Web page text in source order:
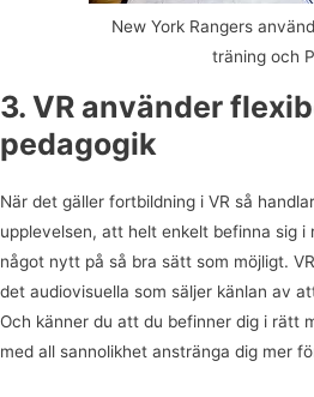
New York Rangers
träning och
3. VR använder
pedagogik
När det gäller fortbildning i VR så
upplevelsen, att helt enkelt befinna sig
något nytt på så bra sätt som möjligt.
det audiovisuella som säljer känlan av
Och känner du att du befinner dig i rätt
med all sannolikhet anstränga dig mer